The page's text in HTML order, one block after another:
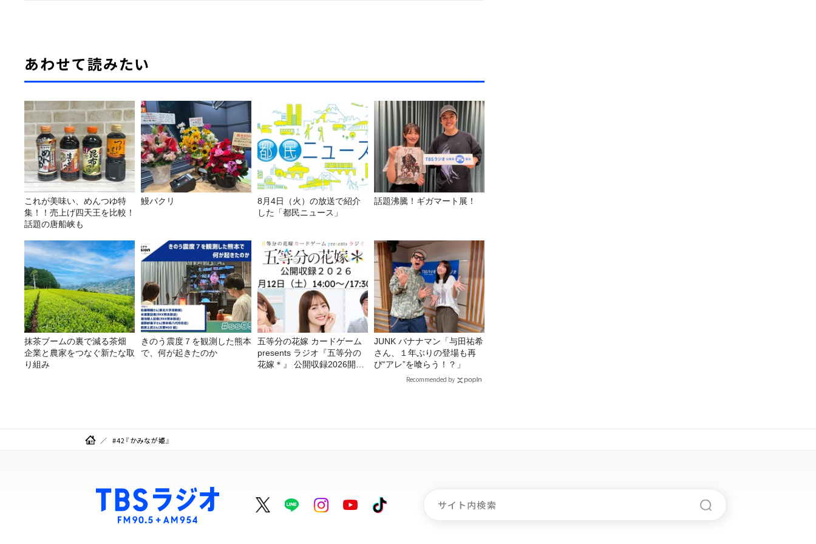
あわせて読みたい
これが美味い、めんつゆ特
集！！売上げ四天王を比較！
話題の唐船峡も
鰻パクリ
8月4日（火）の放送で紹介
した「都民ニュース」
話題沸騰！ギガマート展！
抹茶ブームの裏で減る茶畑
企業と農家をつなぐ新たな取
り組み
きのう震度７を観測した熊本
で、何が起きたのか
五等分の花嫁 カードゲーム
presents ラジオ『五等分の
花嫁＊』 公開収録2026開催
JUNK バナナマン「与田祐希
さん、１年ぶりの登場も再
び“アレ”を喰らう！？」
Recommended by
#42『かみなが姫』